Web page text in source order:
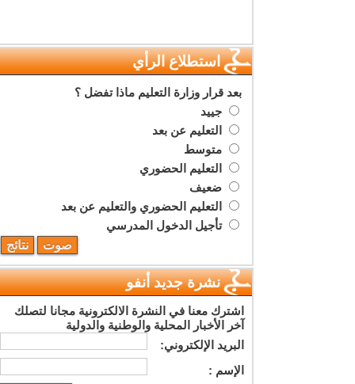
استطلاع الرأي
بعد قرار وزارة التعليم ماذا تفضل ؟
جييد
التعليم عن بعد
متوسط
التعليم الحضوري
ضعيف
التعليم الحضوري والتعليم عن بعد
تأجيل الدخول المدرسي
نشرة جديد أنفو
اشترك معنا في النشرة الالكترونية مجانا لتصلك
آخر الأخبار المحلية والوطنية والدولية
البريد اﻹلكتروني:
اﻹسم :